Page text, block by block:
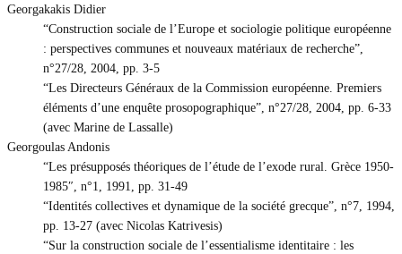
Georgakakis Didier
“Construction sociale de l’Europe et sociologie politique européenne
: perspectives communes et nouveaux matériaux de recherche”,
n°27/28, 2004, pp. 3-5
“Les Directeurs Généraux de la Commission européenne. Premiers
éléments d’une enquête prosopographique”, n°27/28, 2004, pp. 6-33
(avec Marine de Lassalle)
Georgoulas Andonis
“Les présupposés théoriques de l’étude de l’exode rural. Grèce 1950-
1985″, n°1, 1991, pp. 31-49
“Identités collectives et dynamique de la société grecque”, n°7, 1994,
pp. 13-27 (avec Nicolas Katrivesis)
“Sur la construction sociale de l’essentialisme identitaire : les